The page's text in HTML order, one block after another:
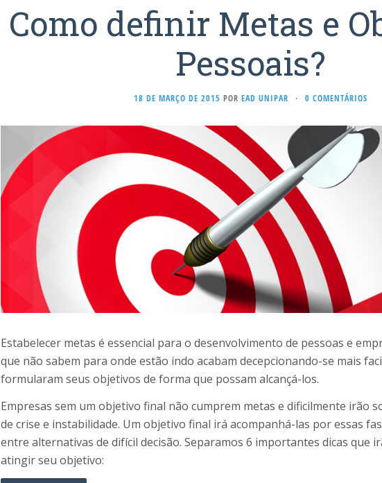
Como definir Metas e
Pessoais?
18 DE MARÇO DE 2015 POR EAD UNIPAR · 0 COMENTÁRIOS
Estabelecer metas é essencial para o desenvolvimento de pessoas e
que não sabem para onde estão indo acabam decepcionando-se mais
formularam seus objetivos de forma que possam alcançá-los.
Empresas sem um objetivo final não cumprem metas e dificilmente irão
de crise e instabilidade. Um objetivo final irá acompanhá-las por essas
entre alternativas de difícil decisão. Separamos 6 importantes dicas que
atingir seu objetivo: